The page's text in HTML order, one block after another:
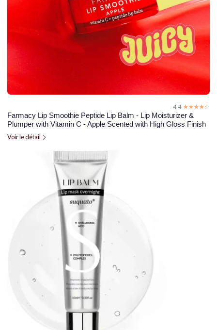
4.4 ☆☆☆☆☆
★★★★★
Farmacy Lip Smoothie Peptide Lip Balm - Lip Moisturizer &
Plumper with Vitamin C - Apple Scented with High Gloss Finish
Voir le détail